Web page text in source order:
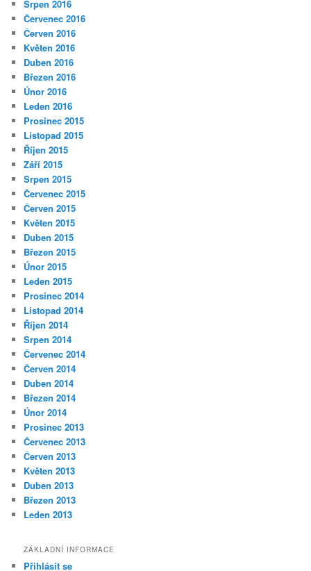
Srpen 2016
Červenec 2016
Červen 2016
Květen 2016
Duben 2016
Březen 2016
Únor 2016
Leden 2016
Prosinec 2015
Listopad 2015
Říjen 2015
Září 2015
Srpen 2015
Červenec 2015
Červen 2015
Květen 2015
Duben 2015
Březen 2015
Únor 2015
Leden 2015
Prosinec 2014
Listopad 2014
Říjen 2014
Srpen 2014
Červenec 2014
Červen 2014
Duben 2014
Březen 2014
Únor 2014
Prosinec 2013
Červenec 2013
Červen 2013
Květen 2013
Duben 2013
Březen 2013
Leden 2013
ZÁKLADNÍ INFORMACE
Přihlásit se